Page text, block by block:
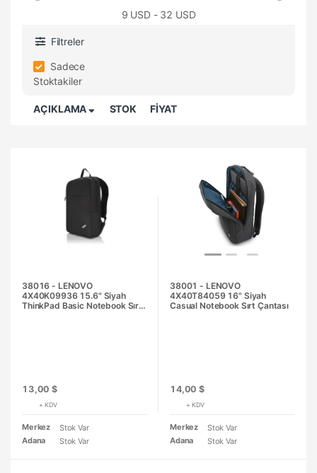
9 USD - 32 USD
Filtreler
Sadece
Stoktakiler
AÇIKLAMA STOK FİYAT
38016 - LENOVO
4X40K09936 15.6" Siyah
ThinkPad Basic Notebook Sırt
13,00 $
+ KDV
Merkez
Stok Var
Adana
Stok Var
38001 - LENOVO
4X40T84059 16" Siyah
Casual Notebook Sırt Çantası
14,00 $
+ KDV
Merkez
Stok Var
Adana
Stok Var